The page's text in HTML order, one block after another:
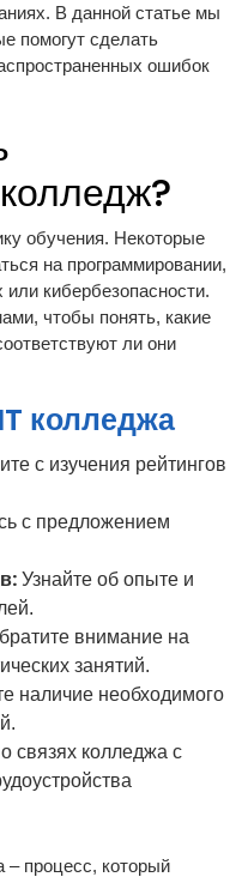
В данной статье мы
помогут сделать
ошибок
обучения. Некоторые
на программировании,
или кибербезопасности.
чтобы понять, какие
ли они
колледжа
с изучения рейтингов
с предложением
Узнайте об опыте и
внимание на
занятий.
наличие необходимого
связях колледжа с
процесс, который